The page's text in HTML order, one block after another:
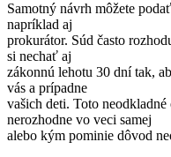
Samotný návrh môžete
napríklad aj
prokurátor. Súd často
si nechať aj
zákonnú lehotu 30 dní tak,
vás a prípadne
vašich deti. Toto
nerozhodne vo veci samej
alebo kým pominie dôvod